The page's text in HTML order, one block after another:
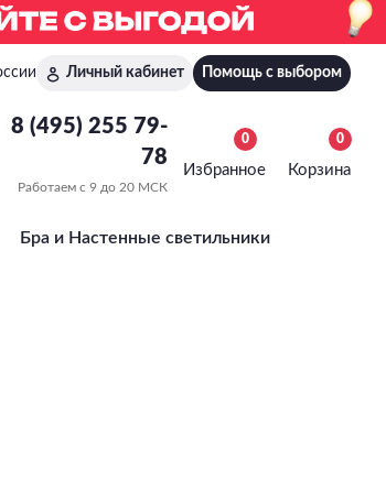
Личный кабинет Помощь с выбором
8 (495) 255 79-
78
Работаем с 9 до 20 МСК
Избранное
0
Корзина
0
Бра и Настенные светильники